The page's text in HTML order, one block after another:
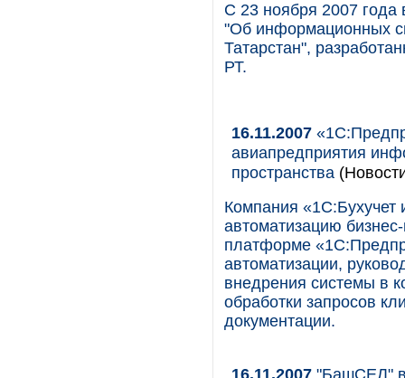
С 23 ноября 2007 года
"Об информационных
Татарстан",
РТ.
16.11.2007
авиапредприятия
пространства
Компания
автоматизацию
платформе
автоматизации,
внедрения системы в
обработки запросов
документации.
16.11.2007 "БашСЕЛ"